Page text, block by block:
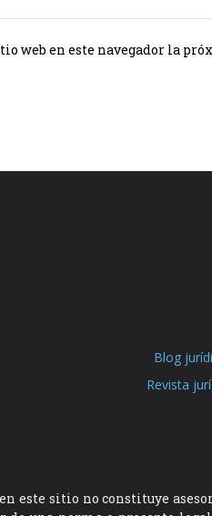
web en este navegador la
Blog
Revista
este sitio no constituye